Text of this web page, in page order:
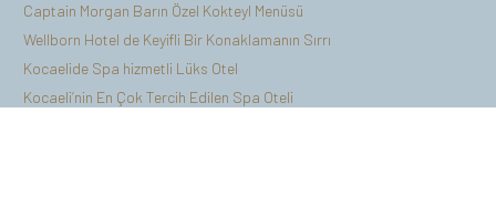
Captain Morgan Barın Özel Kokteyl Menüsü
Wellborn Hotel de Keyifli Bir Konaklamanın Sırrı
Kocaelide Spa hizmetli Lüks Otel
Kocaeli’nin En Çok Tercih Edilen Spa Oteli